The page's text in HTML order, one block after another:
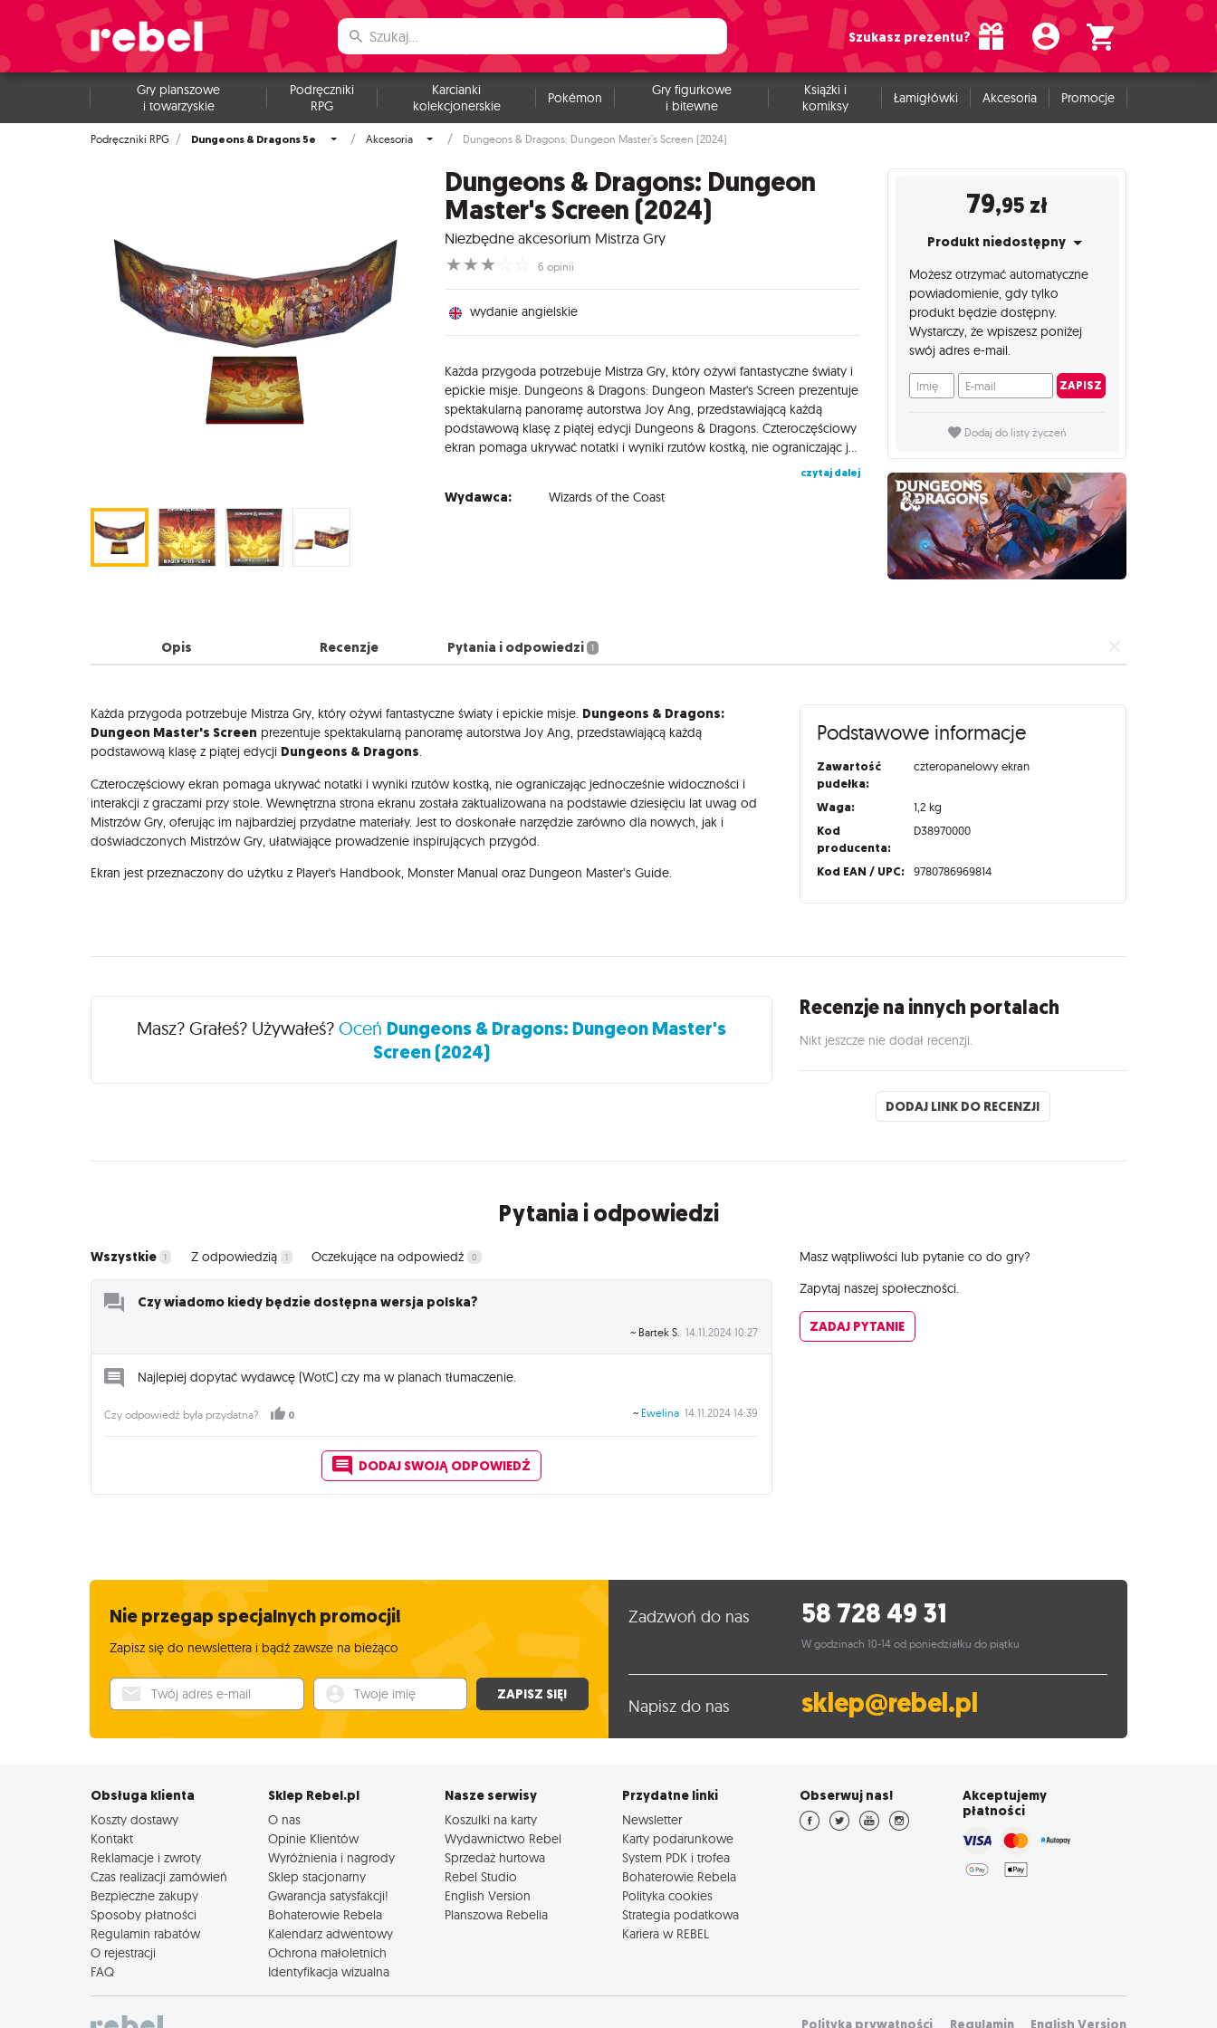
Szukasz prezentu?
Gry planszowe
i towarzyskie
Podręczniki
RPG
Karcianki
kolekcjonerskie
Pokémon
Gry figurkowe
i bitewne
Książki i
komiksy
Łamigłówki Akcesoria Promocje
Podręczniki RPG Dungeons & Dragons 5e Akcesoria Dungeons & Dragons: Dungeon Master's Screen (2024)
Dungeons & Dragons: Dungeon
Master's Screen (2024)
Niezbędne akcesorium Mistrza Gry
☆
☆
☆ 6 opinii
wydanie angielskie
Każda przygoda potrzebuje Mistrza Gry, który ożywi fantastyczne światy i
epickie misje. Dungeons & Dragons: Dungeon Master's Screen prezentuje
spektakularną panoramę autorstwa Joy Ang, przedstawiającą każdą
podstawową klasę z piątej edycji Dungeons & Dragons. Czteroczęściowy
czytaj dalej
Wydawca: Wizards of the Coast
79,95 zł
Produkt niedostępny
Możesz otrzymać automatyczne
powiadomienie, gdy tylko
produkt będzie dostępny.
Wystarczy, że wpiszesz poniżej
swój adres e-mail.
Imię E-mail ZAPISZ
Dodaj do listy życzeń
Opis Recenzje Pytania i odpowiedzi 1
Opis
Każda przygoda potrzebuje Mistrza Gry, który ożywi fantastyczne światy i epickie misje. Dungeons & Dragons:
Dungeon Master's Screen prezentuje spektakularną panoramę autorstwa Joy Ang, przedstawiającą każdą
podstawową klasę z piątej edycji Dungeons & Dragons.
Czteroczęściowy ekran pomaga ukrywać notatki i wyniki rzutów kostką, nie ograniczając jednocześnie widoczności i
interakcji z graczami przy stole. Wewnętrzna strona ekranu została zaktualizowana na podstawie dziesięciu lat uwag od
Mistrzów Gry, oferując im najbardziej przydatne materiały. Jest to doskonałe narzędzie zarówno dla nowych, jak i
doświadczonych Mistrzów Gry, ułatwiające prowadzenie inspirujących przygód.
Ekran jest przeznaczony do użytku z Player's Handbook, Monster Manual oraz Dungeon Master’s Guide.
Podstawowe informacje
Zawartość
pudełka:
czteropanelowy ekran
Waga: 1,2 kg
Kod
producenta:
D38970000
Kod EAN / UPC: 9780786969814
Recenzje
Masz? Grałeś? Używałeś? Oceń Dungeons & Dragons: Dungeon Master's
Screen (2024)
Recenzje na innych portalach
Nikt jeszcze nie dodał recenzji.
DODAJ LINK DO RECENZJI
Pytania i odpowiedzi
Wszystkie 1 Z odpowiedzią 1 Oczekujące na odpowiedź 0
Czy wiadomo kiedy będzie dostępna wersja polska?
~ Bartek S. 14.11.2024 10:27
Najlepiej dopytać wydawcę (WotC) czy ma w planach tłumaczenie.
Czy odpowiedź była przydatna? 0 ~ Ewelina 14.11.2024 14:39
DODAJ SWOJĄ ODPOWIEDŹ
Masz wątpliwości lub pytanie co do gry?
Zapytaj naszej społeczności.
ZADAJ PYTANIE
Nie przegap specjalnych promocji!
Zapisz się do newslettera i bądź zawsze na bieżąco
Twój adres e-mail Twoje imię ZAPISZ SIĘ!
Zadzwoń do nas 58 728 49 31
W godzinach 10-14 od poniedziałku do piątku
Napisz do nas sklep@rebel.pl
Obsługa klienta
Koszty dostawy
Kontakt
Reklamacje i zwroty
Czas realizacji zamówień
Bezpieczne zakupy
Sposoby płatności
Regulamin rabatów
O rejestracji
FAQ
Sklep Rebel.pl
O nas
Opinie Klientów
Wyróżnienia i nagrody
Sklep stacjonarny
Gwarancja satysfakcji!
Bohaterowie Rebela
Kalendarz adwentowy
Ochrona małoletnich
Identyfikacja wizualna
Nasze serwisy
Koszulki na karty
Wydawnictwo Rebel
Sprzedaż hurtowa
Rebel Studio
English Version
Planszowa Rebelia
Przydatne linki
Newsletter
Karty podarunkowe
System PDK i trofea
Bohaterowie Rebela
Polityka cookies
Strategia podatkowa
Kariera w REBEL
Obserwuj nas!
Akceptujemy
płatności